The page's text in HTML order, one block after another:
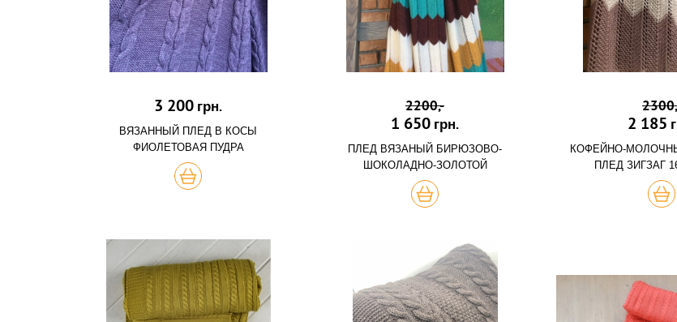
3 200 грн.
ВЯЗАННЫЙ ПЛЕД В КОСЫ
ФИОЛЕТОВАЯ ПУДРА
ХОЧУ
2200,-
1 650 грн.
ПЛЕД ВЯЗАНЫЙ БИРЮЗОВО-
ШОКОЛАДНО-ЗОЛОТОЙ
ХОЧУ
2 185
КОФЕЙНО-
ПЛЕД ЗИГЗАГ
ХОЧУ